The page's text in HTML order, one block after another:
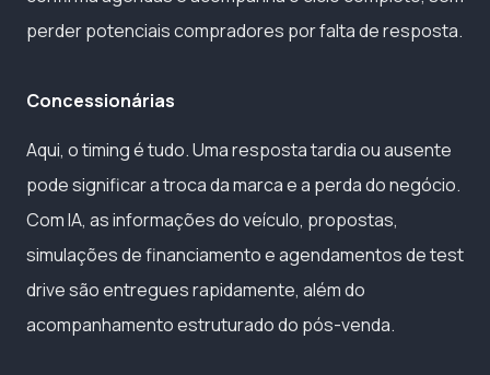
perder potenciais compradores por falta de resposta.
Concessionárias
Aqui, o timing é tudo. Uma resposta tardia ou ausente
pode significar a troca da marca e a perda do negócio.
Com IA, as informações do veículo, propostas,
simulações de financiamento e agendamentos de test
drive são entregues rapidamente, além do
acompanhamento estruturado do pós-venda.